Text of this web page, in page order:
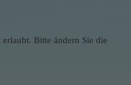
Bitte ändern Sie die